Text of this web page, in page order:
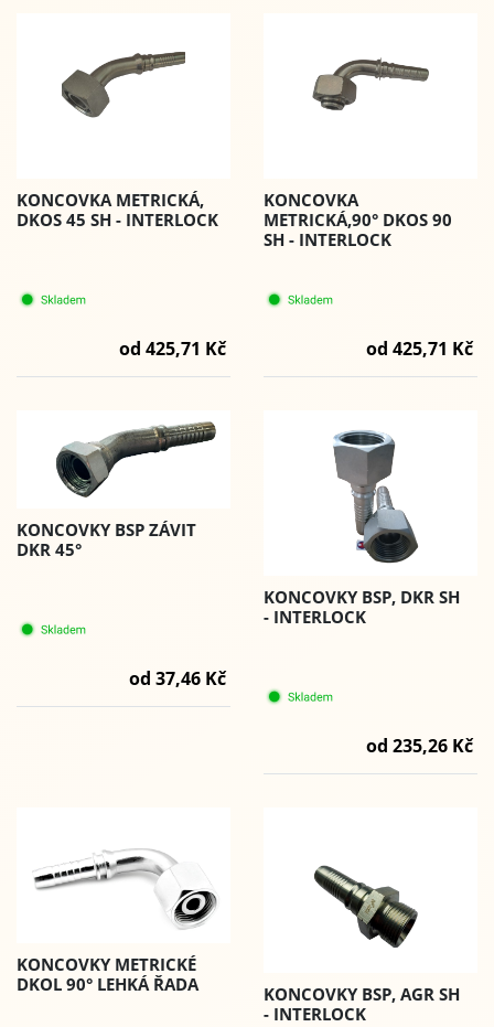
KONCOVKA METRICKÁ,
DKOS 45 SH - INTERLOCK
od 425,71 Kč
KONCOVKA
METRICKÁ,90° DKOS 90
SH - INTERLOCK
od 425,71 Kč
KONCOVKY BSP ZÁVIT
DKR 45°
od 37,46 Kč
KONCOVKY BSP, DKR SH
- INTERLOCK
od 235,26 Kč
KONCOVKY METRICKÉ
DKOL 90° LEHKÁ ŘADA
KONCOVKY BSP, AGR SH
- INTERLOCK